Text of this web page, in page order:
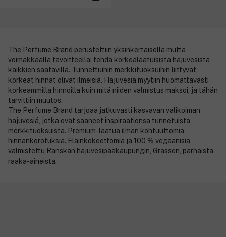
The Perfume Brand perustettiin yksinkertaisella mutta
voimakkaalla tavoitteella: tehdä korkealaatuisista hajuvesistä
kaikkien saatavilla. Tunnettuihin merkkituoksuihin liittyvät
korkeat hinnat olivat ilmeisiä. Hajuvesiä myytiin huomattavasti
korkeammilla hinnoilla kuin mitä niiden valmistus maksoi, ja tähän
tarvittiin muutos.
The Perfume Brand tarjoaa jatkuvasti kasvavan valikoiman
hajuvesiä, jotka ovat saaneet inspiraationsa tunnetuista
merkkituoksuista. Premium-laatua ilman kohtuuttomia
hinnankorotuksia. Eläinkokeettomia ja 100 % vegaanisia,
valmistettu Ranskan hajuvesipääkaupungin, Grassen, parhaista
raaka-aineista.